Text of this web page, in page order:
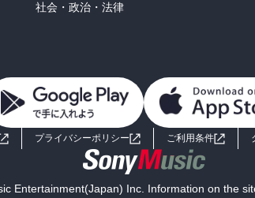
社会・政治・法律
プライバシーポリシー ご利用条件
Entertainment(Japan) Inc. Information on the